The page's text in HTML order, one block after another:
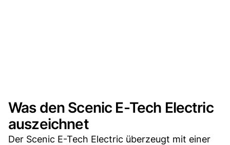
Was den Scenic E-Tech Electric
auszeichnet
Der Scenic E-Tech Electric überzeugt mit einer